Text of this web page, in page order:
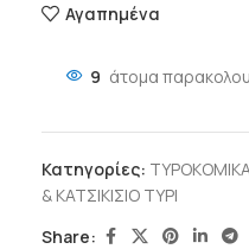
Αγαπημένα
9 άτομα
Κατηγορίες:
& ΚΑΤΣΙΚΙΣΙΟ ΤΥΡΙ
Share: